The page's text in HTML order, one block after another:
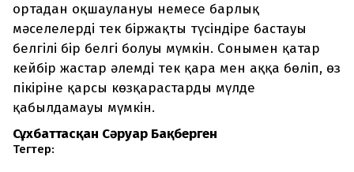
ортадан оқшаулануы немесе барлық
мәселелерді тек біржақты түсіндіре бастауы
белгілі бір белгі болуы мүмкін. Сонымен қатар
кейбір жастар әлемді тек қара мен аққа бөліп, өз
пікіріне қарсы көзқарастарды мүлде
қабылдамауы мүмкін.
Сұхбаттасқан Сәруар Бақберген
Тегтер: